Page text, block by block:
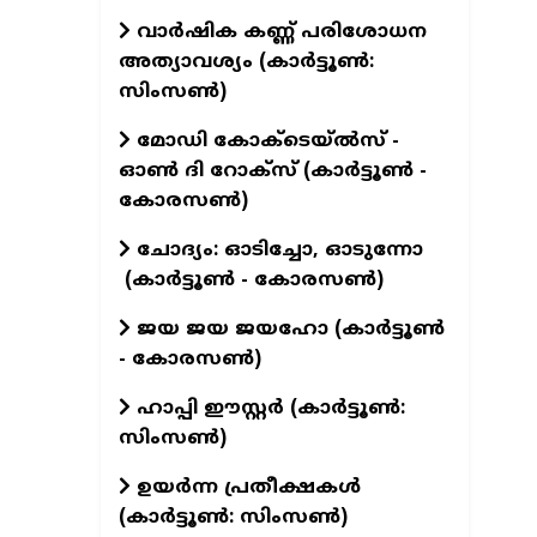
വാര്‍ഷിക കണ്ണ് പരിശോധന
അത്യാവശ്യം (കാര്‍ട്ടൂണ്‍:
സിംസണ്‍)
മോഡി കോക്‌ടെയ്ൽസ് -
ഓൺ ദി റോക്‌സ് (കാർട്ടൂൺ -
കോരസൺ)
ചോദ്യം: ഓടിച്ചോ, ഓടുന്നോ
(കാർട്ടൂൺ - കോരസൺ)
ജയ ജയ ജയഹോ (കാർട്ടൂൺ
- കോരസൺ)
ഹാപ്പി ഈസ്റ്റര്‍ (കാര്‍ട്ടൂണ്‍:
സിംസണ്‍)
ഉയര്‍ന്ന പ്രതീക്ഷകള്‍
(കാര്‍ട്ടൂണ്‍: സിംസണ്‍)